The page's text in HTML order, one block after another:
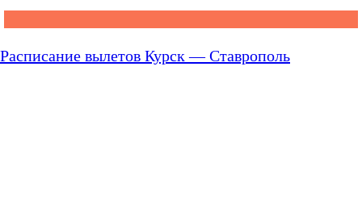
Расписание вылетов Курск — Ставрополь